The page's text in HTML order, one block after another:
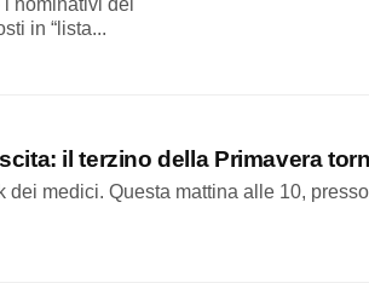
nominativi dei
in “lista...
il terzino della Primavera
dei medici. Questa mattina alle 10,